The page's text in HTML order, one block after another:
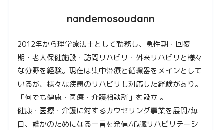
nandemosoudann
2012年から理学療法士として勤務し、急性期・回復
期・老人保健施設・訪問リハビリ・外来リハビリと様々
な分野を経験。現在は集中治療と循環器をメインとして
いるが、様々な疾患のリハビリも対応した経験があり。
「何でも健康・医療・介護相談所」を設立 。
健康・医療・介護に対するカウセリング事業を展開/毎
日、誰かのためになる一言を発信/心臓リハビリテーシ